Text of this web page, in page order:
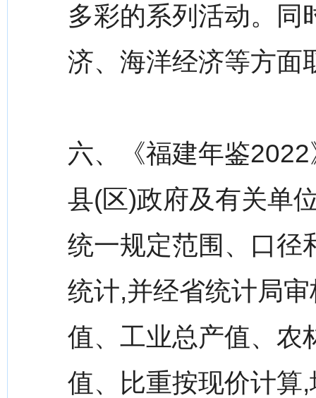
多彩的系列活动。同
济、海洋经济等方面
六、《福建年鉴
县(区)政府及有关单
统一规定范围、口径
统计,并经省统计局
值、工业总产值、农
值、比重按现价计算